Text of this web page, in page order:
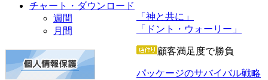
チャート・ダウンロード
週間
月間
「神と共に」
「ドント・ウォーリー」
顧客満足度で勝負
パッケージのサバイバル戦略